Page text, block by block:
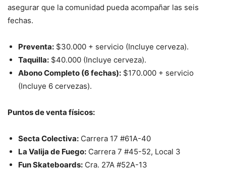
asegurar que la comunidad pueda acompañar las seis
fechas.
Preventa: $30.000 + servicio (Incluye cerveza).
Taquilla: $40.000 (Incluye cerveza).
Abono Completo (6 fechas): $170.000 + servicio
(Incluye 6 cervezas).
Puntos de venta físicos:
Secta Colectiva: Carrera 17 #61A-40
La Valija de Fuego: Carrera 7 #45-52, Local 3
Fun Skateboards: Cra. 27A #52A-13